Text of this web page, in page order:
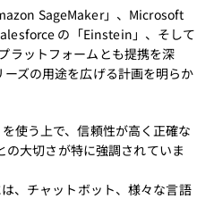
SageMaker」、Microsoft
の「Einstein」、そして
ラットフォームとも提携を深
ズの用途を広げる計画を明らか
使う上で、信頼性が高く正確な
の大切さが特に強調されていま
、チャットボット、様々な言語